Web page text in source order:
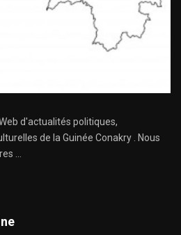
d'actualités politiques,
de la Guinée Conakry . Nous
...